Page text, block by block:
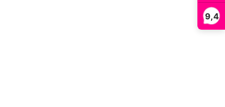
9,4